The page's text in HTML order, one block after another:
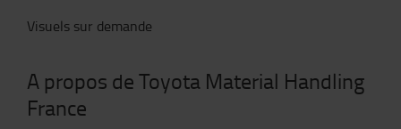
Visuels sur demande
A propos de Toyota Material Handling
France